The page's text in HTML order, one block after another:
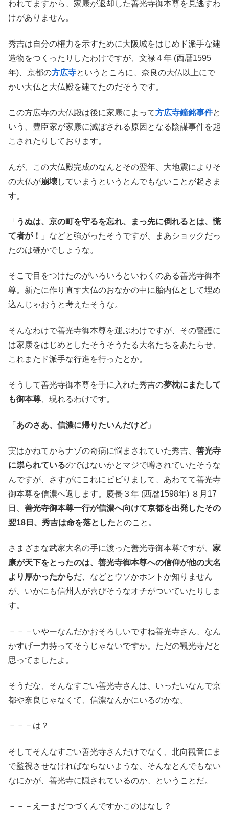
われてますから、家康が返却した善光寺御本尊を見逃すわ
けがありません。
秀吉は自分の権力を示すために大阪城をはじめド派手な建
造物をつくったりしたわけですが、文禄４年 (西暦1595
年)、京都の方広寺というところに、奈良の大仏以上にで
かい大仏と大仏殿を建てたのだそうです。
この方広寺の大仏殿は後に家康によって方広寺鐘銘事件と
いう、豊臣家が家康に滅ぼされる原因となる陰謀事件を起
こされたりしております。
んが、この大仏殿完成のなんとその翌年、大地震によりそ
の大仏が崩壊していまうというとんでもないことが起きま
す。
「 うぬは、京の町を守るを忘れ、まっ先に倒れるとは、慌
て者が！
」などと強がったそうですが、まあショックだっ
たのは確かでしょうな。
そこで目をつけたのがいろいろといわくのある善光寺御本
尊。新たに作り直す大仏のおなかの中に胎内仏として埋め
込んじゃおうと考えたそうな。
そんなわけで善光寺御本尊を運ぶわけですが、その警護に
は家康をはじめとしたそうそうたる大名たちをあたらせ、
これまたド派手な行進を行ったとか。
そうして善光寺御本尊を手に入れた秀吉の夢枕にまたして
も御本尊 、現れるわけです。
「 あのさあ、信濃に帰りたいんだけど」
実はかねてからナゾの奇病に悩まされていた秀吉、 善光寺
に祟られているのではないかとマジで噂されていたそうな
んですが、さすがにこれにビビりまして、あわてて善光寺
御本尊を信濃へ返します。慶長３年 (西暦1598年) ８月17
日、 善光寺御本尊一行が信濃へ向けて京都を出発したその
翌18日、秀吉は命を落としたとのこと。
さまざまな武家大名の手に渡った善光寺御本尊ですが、 家
康が天下をとったのは、善光寺御本尊への信仰が他の大名
より厚かったからだ、などとウソかホントか知りません
が、いかにも信州人が喜びそうなオチがついていたりしま
す。
－－－いやーなんだかおそろしいですね善光寺さん、なん
かすげー力持ってそうじゃないですか。ただの観光寺だと
思ってましたよ。
そうだな、そんなすごい善光寺さんは、いったいなんで京
都や奈良じゃなくて、信濃なんかにいるのかな。
－－－は？
そしてそんなすごい善光寺さんだけでなく、北向観音にま
で監視させなければならないような、そんなとんでもない
なにかが、善光寺に隠されているのか、ということだ。
－－－えーまだつづくんですかこのはなし？